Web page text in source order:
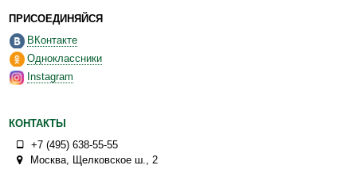
ПРИСОЕДИНЯЙСЯ
ВКонтакте
Одноклассники
Instagram
КОНТАКТЫ
+7 (495) 638-55-55
Москва Щелковское ш., 2